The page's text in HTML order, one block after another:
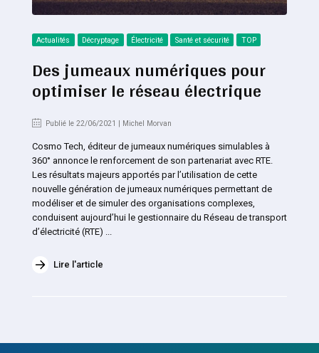
Actualités Décryptage Électricité Santé et sécurité TOP
Des jumeaux numériques pour
optimiser le réseau électrique
Publié le 22/06/2021 | Michel Morvan
Cosmo Tech, éditeur de jumeaux numériques simulables à
360° annonce le renforcement de son partenariat avec RTE.
Les résultats majeurs apportés par l’utilisation de cette
nouvelle génération de jumeaux numériques permettant de
modéliser et de simuler des organisations complexes,
conduisent aujourd’hui le gestionnaire du Réseau de transport
d’électricité (RTE) ...
Lire l'article